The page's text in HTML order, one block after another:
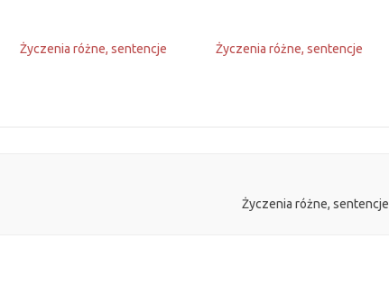
Życzenia różne, sentencje Życzenia różne, sentencje
Życzenia różne, sentencje